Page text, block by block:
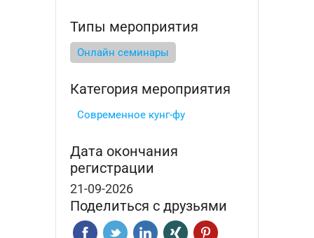
Типы мероприятия
Онлайн семинары
Категория мероприятия
Современное кунг-фу
Дата окончания
регистрации
21-09-2026
Поделиться с друзьями